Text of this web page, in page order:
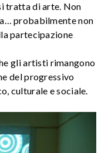
tratta di arte. Non
probabilmente non
partecipazione
gli artisti rimangono
del progressivo
culturale e sociale.